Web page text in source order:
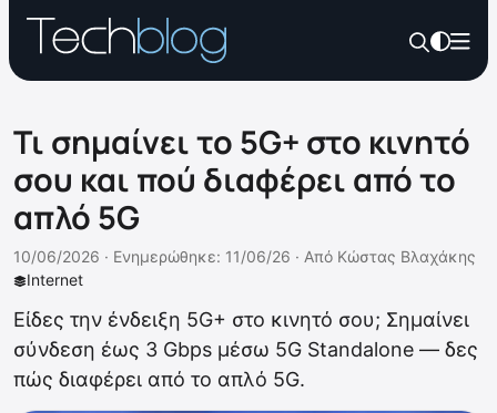
Τι σημαίνει το 5G+ στο κινητό
σου και πού διαφέρει από το
απλό 5G
Internet
10/06/2026 · Ενημερώθηκε: 11/06/26 · Από Κώστας Βλαχάκης
Είδες την ένδειξη 5G+ στο κινητό σου; Σημαίνει
σύνδεση έως 3 Gbps μέσω 5G Standalone — δες
πώς διαφέρει από το απλό 5G.